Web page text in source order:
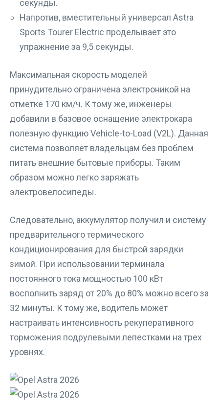
секунды.
Напротив, вместительный универсал Astra
Sports Tourer Electric проделывает это
упражнение за 9,5 секунды.
Максимальная скорость моделей
принудительно ограничена электроникой на
отметке 170 км/ч. К тому же, инженеры
добавили в базовое оснащение электрокара
полезную функцию Vehicle-to-Load (V2L). Данная
система позволяет владельцам без проблем
питать внешние бытовые приборы. Таким
образом можно легко заряжать
электровелосипеды.
Следовательно, аккумулятор получил и систему
предварительного термического
кондиционирования для быстрой зарядки
зимой. При использовании терминала
постоянного тока мощностью 100 кВт
восполнить заряд от 20% до 80% можно всего за
32 минуты. К тому же, водитель может
настраивать интенсивность рекуперативного
торможения подрулевыми лепестками на трех
уровнях.